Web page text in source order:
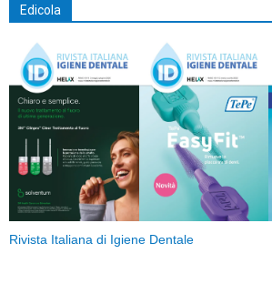
Edicola
Rivista Italiana di Igiene Dentale